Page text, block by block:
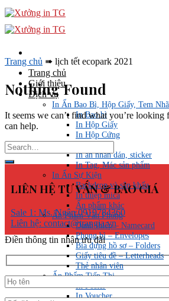
Skip
to
content
Trang chủ
Giới thiệu
Dịch vụ
In Ấn Bao Bì, Hộp Giấy, Tem
In Bao bì
In Hộp Giấy
In Hộp Cứng
In Túi giấy
In ấn nhãn dán, sticker
In Tag, Mác sản phẩm
In Ấn Sự Kiện
Backdrop và sân khấu
In thiệp mica
Ấn phẩm khác
Ấn Phẩm Văn Phòng
Danh thiếp – Namecard
Phong bì – Envelopes
Bìa đựng hồ sơ – Folders
Giấy tiêu đề – Letterheads
Thẻ nhân viên
Ấn Phẩm Tiếp Thị
In Poster
In Voucher
Trang chủ ➠ lịch tết ecopark 2021
Nothing Found
It seems we can’t find what you’re looking
can help.
LIÊN HỆ TƯ VẤN & BÁO GIÁ
Sale 1: Ms. Ngân 0919784360
Liên hệ: contact@trangia.vn
Điền thông tin nhận ưu đãi